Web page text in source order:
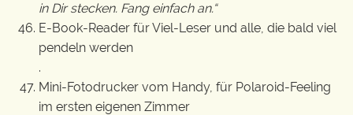
in Dir stecken. Fang einfach an.“
E-Book-Reader für Viel-Leser und alle, die bald viel
pendeln werden
.
Mini-Fotodrucker vom Handy, für Polaroid-Feeling
im ersten eigenen Zimmer